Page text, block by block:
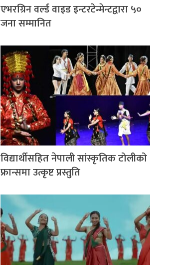
एभरग्रिन वर्ल्ड वाइड इन्टरटेन्मेन्टद्वारा ५०
जना सम्मानित
विद्यार्थीसहित नेपाली सांस्कृतिक टोलीको
फ्रान्समा उत्कृष्ट प्रस्तुति